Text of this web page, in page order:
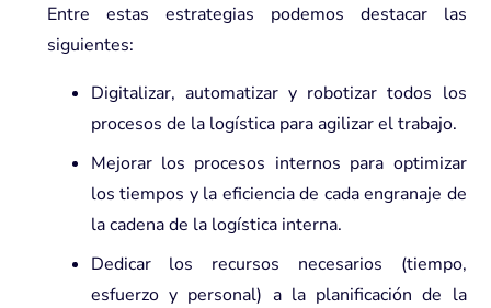
Entre estas estrategias podemos destacar las
siguientes:
Digitalizar, automatizar y robotizar todos los
procesos de la logísticapara agilizar el trabajo.
Mejorar los procesos internos para optimizar
los tiempos y la eficiencia de cada engranaje de
la cadena de la logística interna.
Dedicar los recursos necesarios (tiempo,
esfuerzo y personal) a la planificación de la